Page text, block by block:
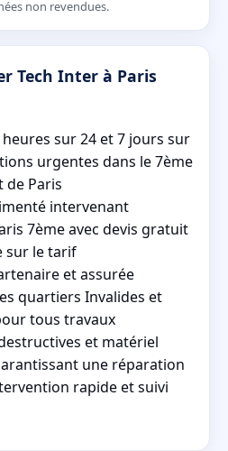
non revendues.
Tech Inter à Paris
sur 24 et 7 jours sur
urgentes dans le 7ème
de Paris
intervenant
7ème avec devis gratuit
sur le tarif
et assurée
quartiers Invalides et
tous travaux
et matériel
une réparation
rapide et suivi